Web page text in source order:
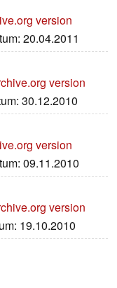
version
20.04.2011
version
30.12.2010
version
09.11.2010
version
19.10.2010